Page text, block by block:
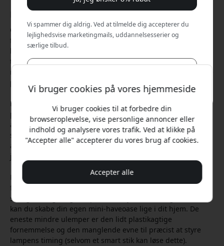
Click & Grow indendørs smart garden er en game-changer
for alle, der tidligere har kæmpet med at holde planter i
live. Dette idiotsikre system fås i to størrelser - en med plads
til tre planter og en større version med ni pladser. Mens
modellen med ni planter er mere populær, er haven med tre
pladser perfekt til dem med begrænset køkkenplads.
Det, der adskiller Click & Grow, er dens evne til at give den
perfekte mængde vand og lys til dine planter, hvilket sikrer,
at de trives med minimal indsats fra din side. At se dine
små grønne babyer vokse giver en følelse af stolthed og
ansvar, når du omhyggeligt overvåger vandniveauet og
justerer LED-lamperne for at imødekomme deres vækst.
Processen er utrolig enkel, og det er næsten umuligt at
fejle. Med en bred vifte af frø til rådighed, fra
salatgrøntsager og chilipeber til krydderurter og blomster,
kan du skabe din egen mini-haveoase lige i dit hjem. De
eneste mindre ulemper er den lidt plastikagtige
fornemmelse og den manglende evne til præcist at styre
lampens timing (selvom et smart stik kan løse dette).
Vi bruger cookies på vores hjemmeside
Vi bruger cookies til at forbedre din
browseroplevelse, vise personlige annoncer eller
indhold og analysere vores trafik. Ved at klikke på
"Accepter alle" accepterer du vores brug af cookies.
Accepter alle
Vi spammer dig aldrig. Ved at tilmelde dig accepterer du
lejlighedsvise marketingmails, uddannelsesserier og
særlige tilbud.